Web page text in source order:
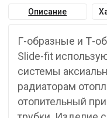
Описание
Г-образные и Т-
Slide-fit
системы
радиаторам
отопительный